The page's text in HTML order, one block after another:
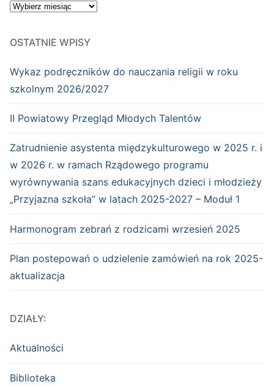
WYDARZENIA:
OSTATNIE WPISY
Wykaz podręczników do nauczania religii w roku
szkolnym 2026/2027
II Powiatowy Przegląd Młodych Talentów
Zatrudnienie asystenta międzykulturowego w 2025 r. i
w 2026 r. w ramach Rządowego programu
wyrównywania szans edukacyjnych dzieci i młodzieży
„Przyjazna szkoła” w latach 2025-2027 – Moduł 1
Harmonogram zebrań z rodzicami wrzesień 2025
Plan postepowań o udzielenie zamówień na rok 2025-
aktualizacja
DZIAŁY:
Aktualności
Biblioteka